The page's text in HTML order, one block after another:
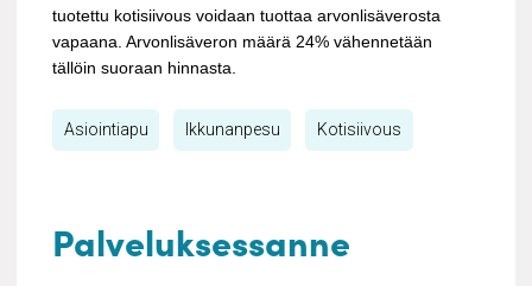
tuotettu kotisiivous voidaan tuottaa arvonlisäverosta
vapaana. Arvonlisäveron määrä 24% vähennetään
tällöin suoraan hinnasta.
Asiointiapu Ikkunanpesu Kotisiivous
Palveluksessanne